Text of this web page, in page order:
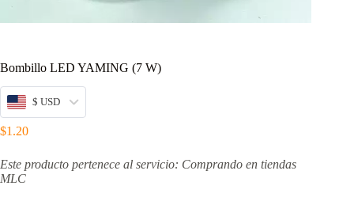
Bombillo LED YAMING (7 W)
$ USD
$1.20
Este producto pertenece al servicio: Comprando en tiendas
MLC